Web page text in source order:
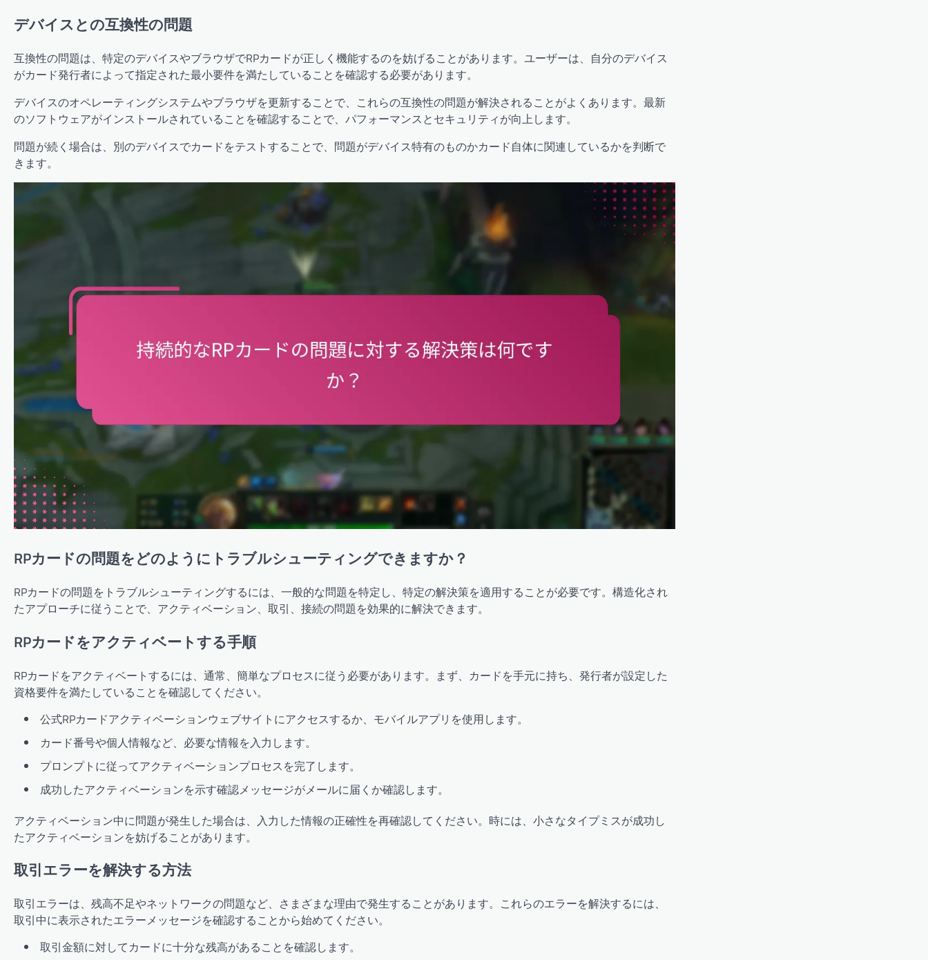
デバイスとの互換性の問題
互換性の問題は、特定のデバイスやブラウザでRPカードが正しく機能するのを妨げることがあります。ユーザーは、自分のデバイス
がカード発行者によって指定された最小要件を満たしていることを確認する必要があります。
デバイスのオペレーティングシステムやブラウザを更新することで、これらの互換性の問題が解決されることがよくあります。最新
のソフトウェアがインストールされていることを確認することで、パフォーマンスとセキュリティが向上します。
問題が続く場合は、別のデバイスでカードをテストすることで、問題がデバイス特有のものかカード自体に関連しているかを判断で
きます。
RPカードの問題をどのようにトラブルシューティングできますか？
RPカードの問題をトラブルシューティングするには、一般的な問題を特定し、特定の解決策を適用することが必要です。構造化され
たアプローチに従うことで、アクティベーション、取引、接続の問題を効果的に解決できます。
RPカードをアクティベートする手順
RPカードをアクティベートするには、通常、簡単なプロセスに従う必要があります。まず、カードを手元に持ち、発行者が設定した
資格要件を満たしていることを確認してください。
公式RPカードアクティベーションウェブサイトにアクセスするか、モバイルアプリを使用します。
カード番号や個人情報など、必要な情報を入力します。
プロンプトに従ってアクティベーションプロセスを完了します。
成功したアクティベーションを示す確認メッセージがメールに届くか確認します。
アクティベーション中に問題が発生した場合は、入力した情報の正確性を再確認してください。時には、小さなタイプミスが成功し
たアクティベーションを妨げることがあります。
取引エラーを解決する方法
取引エラーは、残高不足やネットワークの問題など、さまざまな理由で発生することがあります。これらのエラーを解決するには、
取引中に表示されたエラーメッセージを確認することから始めてください。
取引金額に対してカードに十分な残高があることを確認します。